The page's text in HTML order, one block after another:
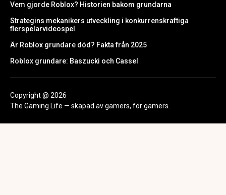
Vem gjorde Roblox? Historien bakom grundarna
Strategins mekanikers utveckling i konkurrenskraftiga
flerspelarvideospel
Är Roblox grundare död? Fakta från 2025
Roblox grundare: Baszucki och Cassel
Copyright @ 2026
The Gaming Life — skapad av gamers, för gamers.